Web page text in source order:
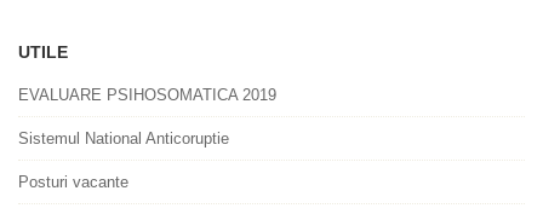
UTILE
EVALUARE PSIHOSOMATICA 2019
Sistemul National Anticoruptie
Posturi vacante